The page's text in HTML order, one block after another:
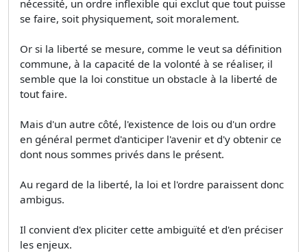
nécessité, un ordre inflexible qui exclut que tout puisse
se faire, soit physiquement, soit moralement.
Or si la liberté se mesure, comme le veut sa définition
commune, à la capacité de la volonté à se réaliser, il
semble que la loi constitue un obstacle à la liberté de
tout faire.
Mais d'un autre côté, l'existence de lois ou d'un ordre
en général permet d'anticiper l'avenir et d'y obtenir ce
dont nous sommes privés dans le présent.
Au regard de la liberté, la loi et l'ordre paraissent donc
ambigus.
Il convient d'ex­ pliciter cette ambiguïté et d'en préciser
les enjeux.